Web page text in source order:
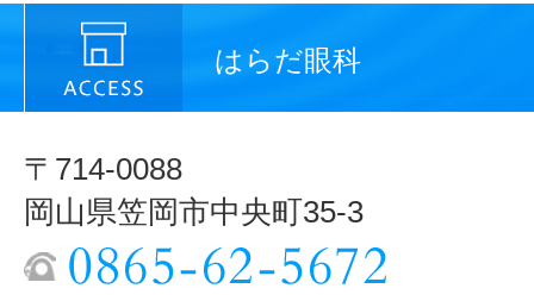
はらだ眼科
〒714-0088
岡山県笠岡市中央町35-3